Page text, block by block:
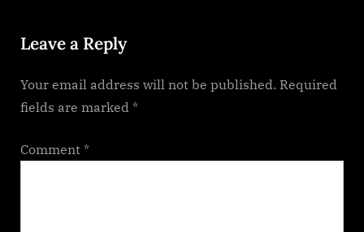
o
t
:
Leave a Reply
Your email address will not be published. Required
fields are marked *
Comment *